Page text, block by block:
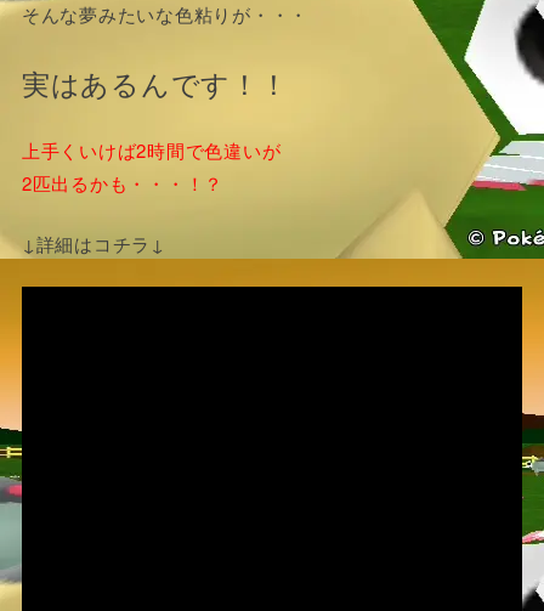
そんな夢みたいな色粘りが・・・
実はあるんです！！
上手くいけば2時間で色違いが
2匹出るかも・・・！？
↓詳細はコチラ↓